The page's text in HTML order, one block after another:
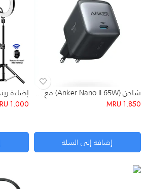
شاحن (Anker Nano II 65W) مع كابل
1.850
MRU
إضافة إلى السلة
1.000